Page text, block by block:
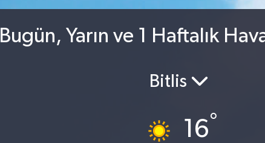
Yarın ve 1 Haftalık
Bitlis
16°